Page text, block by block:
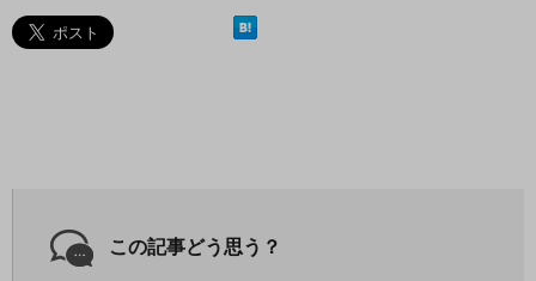
この記事どう思う？